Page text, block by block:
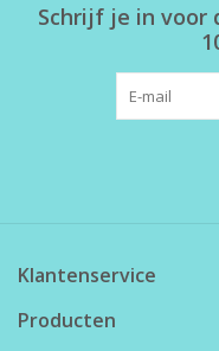
Schrijf je in voor
Klantenservice
Producten